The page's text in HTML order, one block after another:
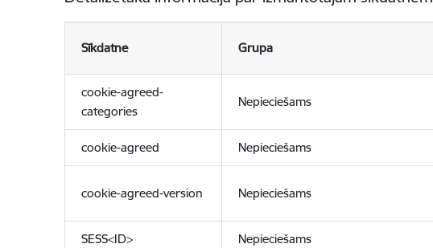
Sīkdatne Grupa
cookie-agreed-
categories
Nepieciešams
cookie-agreed Nepieciešams
cookie-agreed-version Nepieciešams
SESS<ID> Nepieciešams